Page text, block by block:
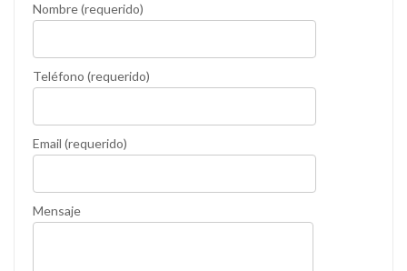
Nombre (requerido)
Teléfono (requerido)
Email (requerido)
Mensaje